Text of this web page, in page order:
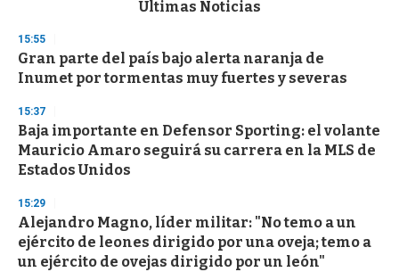
d
s
o
f
3
s
e
c
o
d
s
Últimas Noticias
15:55
Gran parte del país bajo alerta naranja de
Inumet por tormentas muy fuertes y severas
15:37
Baja importante en Defensor Sporting: el volante
Mauricio Amaro seguirá su carrera en la MLS de
Estados Unidos
15:29
Alejandro Magno, líder militar: "No temo a un
ejército de leones dirigido por una oveja; temo a
un ejército de ovejas dirigido por un león"